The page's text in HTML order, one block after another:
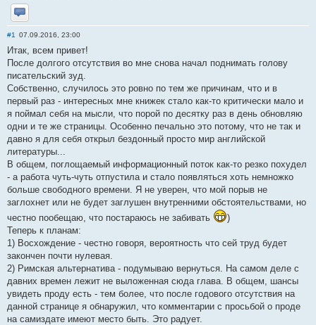
Отправить личное сообщение
#1 07.09.2016, 23:00
Итак, всем привет!
После долгого отсутствия во мне снова начал поднимать голову
писательский зуд.
Собственно, случилось это ровно по тем же причинам, что и в
первый раз - интересных мне книжек стало как-то критически мало и
я поймал себя на мысли, что порой по десятку раз в день обновляю
одни и те же страницы. Особенно печально это потому, что не так и
давно я для себя открыл бездонный просто мир английской
литературы...
В общем, поглощаемый информационный поток как-то резко похудел
- а работа чуть-чуть отпустила и стало появляться хоть немножко
больше свободного времени. Я не уверен, что мой порыв не
заглохнет или не будет заглушен внутренними обстоятельствами, но
честно пообещаю, что постараюсь не забивать
)
Теперь к планам:
1) Восхождение - честно говоря, вероятность что сей труд будет
закончен почти нулевая.
2) Римская альтернатива - подумываю вернуться. На самом деле с
давних времен лежит не выложенная сюда глава. В общем, шансы
увидеть проду есть - тем более, что после годового отсутствия на
данной странице я обнаружил, что комментарии с просьбой о проде
на самиздате имеют место быть. Это радует.